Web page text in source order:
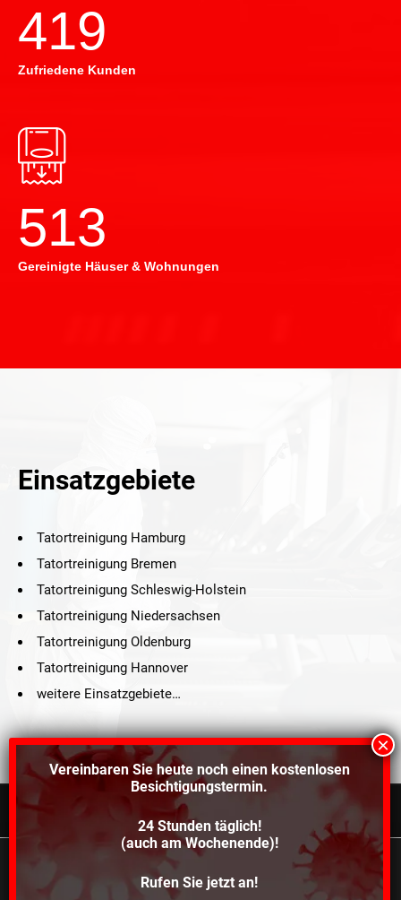
420
Zufriedene Kunden
514
Gereinigte Häuser & Wohnungen
Einsatzgebiete
Tatortreinigung Hamburg
Tatortreinigung Bremen
Tatortreinigung Schleswig-Holstein
Tatortreinigung Niedersachsen
Tatortreinigung Oldenburg
Tatortreinigung Hannover
weitere Einsatzgebiete…
©2021 Schröders Service Team Nord, All Rights Reserved.
Schroeder Service Team Nord
Kontakt Impressum Datenschutz
Vereinbaren Sie heute noch einen kostenlosen
Besichtigungstermin.
24 Stunden täglich!
(auch am Wochenende)!
Rufen Sie jetzt an!
Wir verwenden Cookies, um dir die bestmögliche